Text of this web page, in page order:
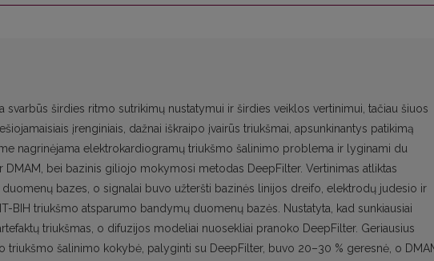
svarbūs širdies ritmo sutrikimų nustatymui ir širdies veiklos vertinimui, tačiau šiuos
įrenginiais, dažnai iškraipo įvairūs triukšmai, apsunkinantys patikimą
nagrinėjama elektrokardiogramų triukšmo šalinimo problema ir lyginami du
DMAM, bei bazinis giliojo mokymosi metodas DeepFilter. Vertinimas atliktas
duomenų bazes, o signalai buvo užteršti bazinės linijos dreifo, elektrodų judesio ir
BIH triukšmo atsparumo bandymų duomenų bazės. Nustatyta, kad sunkiausiai
triukšmas, o difuzijos modeliai nuosekliai pranoko DeepFilter. Geriausius
triukšmo šalinimo kokybė, palyginti su DeepFilter, buvo 20–30 % geresnė, o